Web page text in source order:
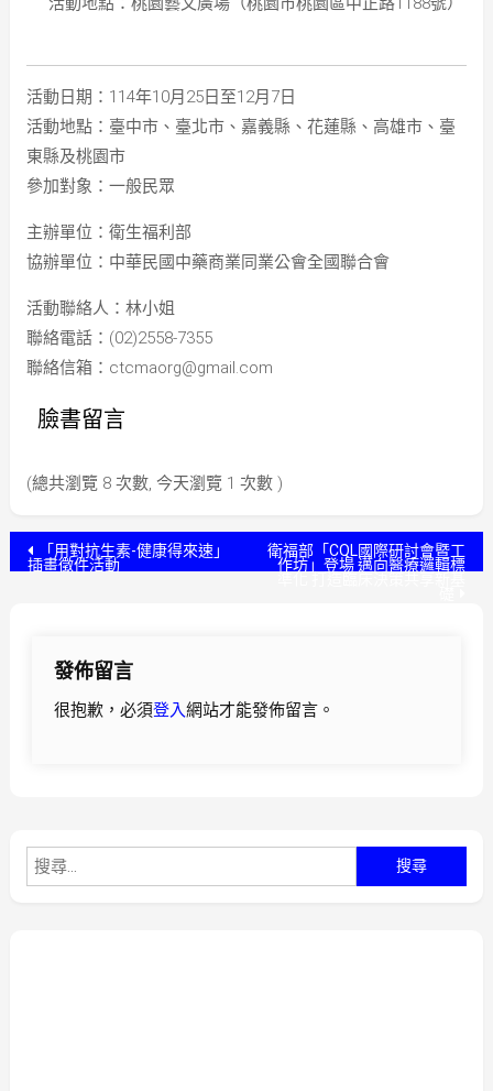
活動日期：114年10月25日至12月7日
活動地點：臺中市、臺北市、嘉義縣、花蓮縣、高雄市、臺
東縣及桃園市
參加對象：一般民眾
主辦單位：衛生福利部
協辦單位：中華民國中藥商業同業公會全國聯合會
活動聯絡人：林小姐
聯絡電話：(02)2558-7355
聯絡信箱： ctcmaorg@gmail.com
臉書留言
(總共瀏覽 8 次數, 今天瀏覽 1 次數 )
文 「用對抗生素-健康得來速」
插畫徵件活動
衛福部「CQL國際研討會暨工
作坊」登場 邁向醫療邏輯標
發佈留言
很抱歉，必須登入網站才能發佈留言。
尋